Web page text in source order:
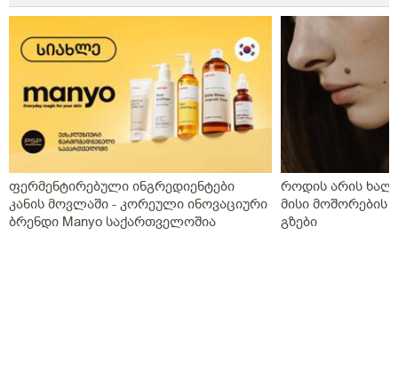
ფერმენტირებული ინგრედიენტები
კანის მოვლაში - კორეული ინოვაციური
ბრენდი Manyo საქართველოშია
როდის არის
მისი მოშორების
გზები